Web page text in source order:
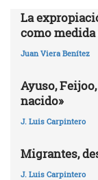
La
como
Juan Viera Benítez
Ayuso,
nacido»
J. Luis Carpintero
Migrantes,
J. Luis Carpintero